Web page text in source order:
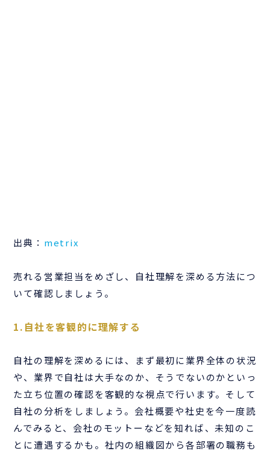
出典： metrix
売れる営業担当をめざし、自社理解を深める方法につ
いて確認しましょう。
1.自社を客観的に理解する
自社の理解を深めるには、まず最初に業界全体の状況
や、業界で自社は大手なのか、そうでないのかといっ
た立ち位置の確認を客観的な視点で行います。そして
自社の分析をしましょう。会社概要や社史を今一度読
んでみると、会社のモットーなどを知れば、未知のこ
とに遭遇するかも。社内の組織図から各部署の職務も